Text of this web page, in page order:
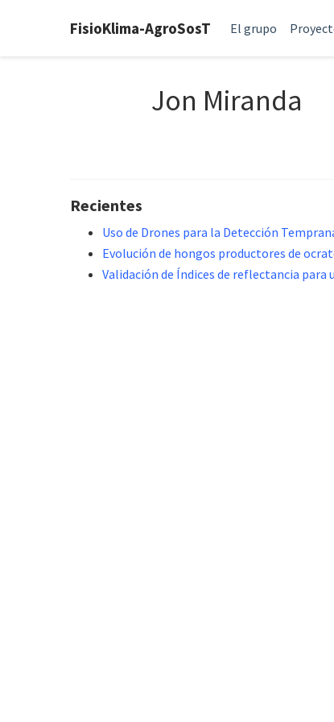
FisioKlima-AgroSosT El grupo
Jon Miranda
Recientes
Uso de Drones para la Detección
Evolución de hongos productores de
Validación de Índices de reflectancia